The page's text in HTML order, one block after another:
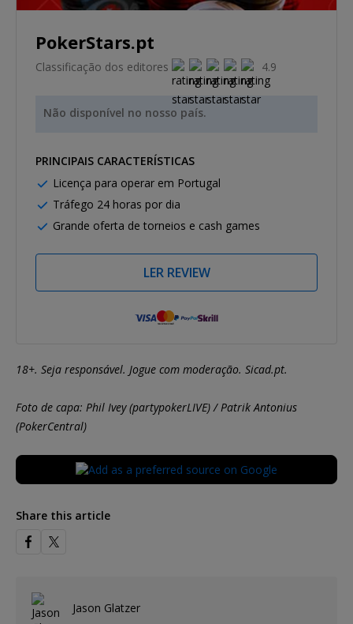
PokerStars.pt
Classificação dos editores 4.9
Não disponível no nosso país.
PRINCIPAIS CARACTERÍSTICAS
Licença para operar em Portugal
Tráfego 24 horas por dia
Grande oferta de torneios e cash games
LER REVIEW
18+. Seja responsável. Jogue com moderação. Sicad.pt.
Foto de capa: Phil Ivey (partypokerLIVE) / Patrik Antonius
(PokerCentral)
Share this article
Jason Glatzer